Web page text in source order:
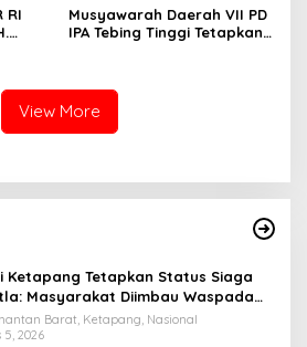
RI
Musyawarah Daerah VII PD
IPA Tebing Tinggi Tetapkan
View More
Ketapang Tetapkan Status Siaga
Masyarakat Diimbau Waspada
EkstremBarat, Ketapang, Nasional
2026